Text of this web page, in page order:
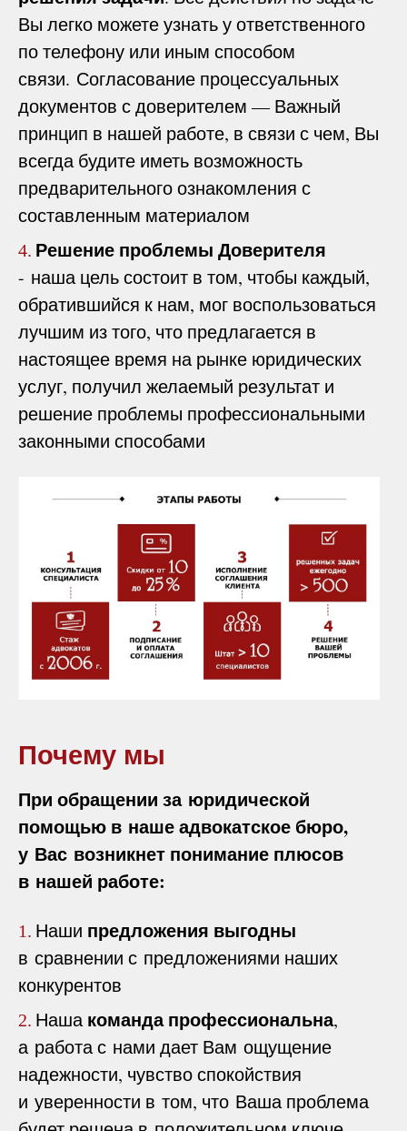
Вы легко можете узнать у ответственного
по телефону или иным способом
связи. Согласование процессуальных
документов с доверителем — Важный
принцип в нашей работе, в связи с чем, Вы
всегда будите иметь возможность
предварительного ознакомления с
составленным материалом
4. Решение проблемы Доверителя
- наша цель состоит в том, чтобы каждый,
обратившийся к нам, мог воспользоваться
лучшим из того, что предлагается в
настоящее время на рынке юридических
услуг, получил желаемый результат и
решение проблемы профессиональными
законными способами
Почему мы
При обращении за юридической
помощью в наше адвокатское бюро,
у Вас возникнет понимание плюсов
в нашей работе:
1. Наши предложения выгодны
в сравнении с предложениями наших
конкурентов
2. Нашакоманда профессиональна,
а работа с нами дает Вам ощущение
надежности, чувство спокойствия
и уверенности в том, что Ваша проблема